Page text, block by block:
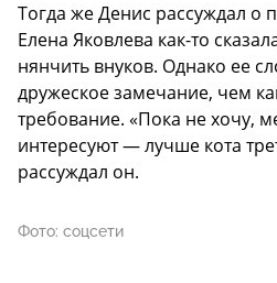
Тогда же Денис рассуждал о
Елена Яковлева как-то
нянчить внуков. Однако ее
дружеское замечание, чем
требование. «Пока не хочу,
интересуют — лучше кота
рассуждал он.
Фото: соцсети